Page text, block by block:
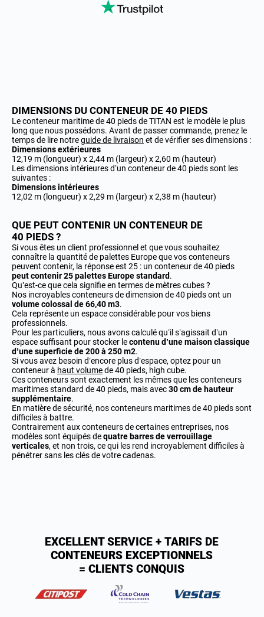
DIMENSIONS DU CONTENEUR DE 40 PIEDS
Le conteneur maritime de 40 pieds de TITAN est le modèle le plus
long que nous possédons. Avant de passer commande, prenez le
temps de lire notreguide de livraison et de vérifier ses dimensions :
Dimensions extérieures
12,19 m (longueur) x 2,44 m (largeur) x 2,60 m (hauteur)
Les dimensions intérieures d’un conteneur de 40 pieds sont les
suivantes :
Dimensions intérieures
12,02 m (longueur) x 2,29 m (largeur) x 2,38 m (hauteur)
QUE PEUT CONTENIR UN CONTENEUR DE
40 PIEDS ?
Si vous êtes un client professionnel et que vous souhaitez
connaître la quantité de palettes Europe que vos conteneurs
peuvent contenir, la réponse est 25 : un conteneur de 40 pieds
peut contenir 25 palettes Europe standard.
Qu’est-ce que cela signifie en termes de mètres cubes ?
Nos incroyables conteneurs de dimension de 40 pieds ont un
volume colossal de 66,40 m3.
Cela représente un espace considérable pour vos biens
professionnels.
Pour les particuliers, nous avons calculé qu’il s’agissait d’un
espace suffisant pour stocker lecontenu d’une maison classique
d’une superficie de 200 à 250 m2.
Si vous avez besoin d’encore plus d’espace, optez pour un
conteneur à haut volumede 40 pieds, high cube.
Ces conteneurs sont exactement les mêmes que les conteneurs
maritimes standard de 40 pieds, mais avec30 cm de hauteur
supplémentaire.
En matière de sécurité, nos conteneurs maritimes de 40 pieds sont
difficiles à battre.
Contrairement aux conteneurs de certaines entreprises, nos
modèles sont équipés dequatre barres de verrouillage
verticales, et non trois, ce qui les rend incroyablement difficiles à
pénétrer sans les clés de votre cadenas.
EXCELLENT SERVICE + TARIFS DE
CONTENEURS EXCEPTIONNELS
= CLIENTS CONQUIS